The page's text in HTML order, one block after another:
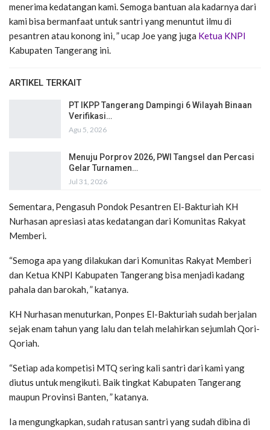
menerima kedatangan kami. Semoga bantuan ala kadarnya dari
kami bisa bermanfaat untuk santri yang menuntut ilmu di
pesantren atau konong ini, ” ucap Joe yang juga Ketua KNPI
Kabupaten Tangerang ini.
ARTIKEL TERKAIT
PT IKPP Tangerang Dampingi 6 Wilayah Binaan
Verifikasi…
Agu 5, 2026
Menuju Porprov 2026, PWI Tangsel dan Percasi
Gelar Turnamen…
Jul 31, 2026
Sementara, Pengasuh Pondok Pesantren El-Bakturiah KH
Nurhasan apresiasi atas kedatangan dari Komunitas Rakyat
Memberi.
“Semoga apa yang dilakukan dari Komunitas Rakyat Memberi
dan Ketua KNPI Kabupaten Tangerang bisa menjadi kadang
pahala dan barokah, ” katanya.
KH Nurhasan menuturkan, Ponpes El-Bakturiah sudah berjalan
sejak enam tahun yang lalu dan telah melahirkan sejumlah Qori-
Qoriah.
“Setiap ada kompetisi MTQ sering kali santri dari kami yang
diutus untuk mengikuti. Baik tingkat Kabupaten Tangerang
maupun Provinsi Banten, ” katanya.
Ia mengungkapkan, sudah ratusan santri yang sudah dibina di